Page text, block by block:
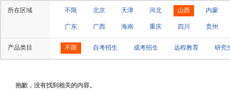
所在区域 不限 北京 天津 河北 山西 内蒙
广东 广西 海南 重庆 四川 贵州
产品类目 不限 自考招生 成考招生 远程教育 研究
抱歉，没有找到相关的内容。